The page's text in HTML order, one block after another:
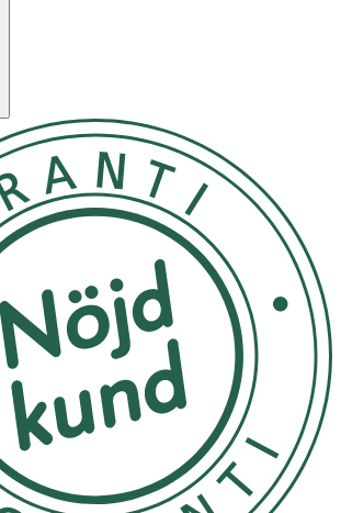
för att kunna bäras dag som natt.
luft och är avsedda för olika
normal, torr, fet och kombinerad hud.
hydrokolloidplåster för
och orenheter
luft
dag och natt
applicering och borttagning
orenheter
gummilatex
mediciner eller läkemedel